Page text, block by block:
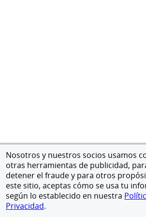
Nosotros y nuestros socios usamos
otras herramientas de publicidad,
detener el fraude y para otros
este sitio, aceptas cómo se usa tu
según lo establecido en nuestra
Privacidad.